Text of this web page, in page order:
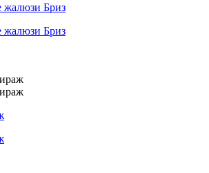
жалюзи Бриз
жалюзи Бриз